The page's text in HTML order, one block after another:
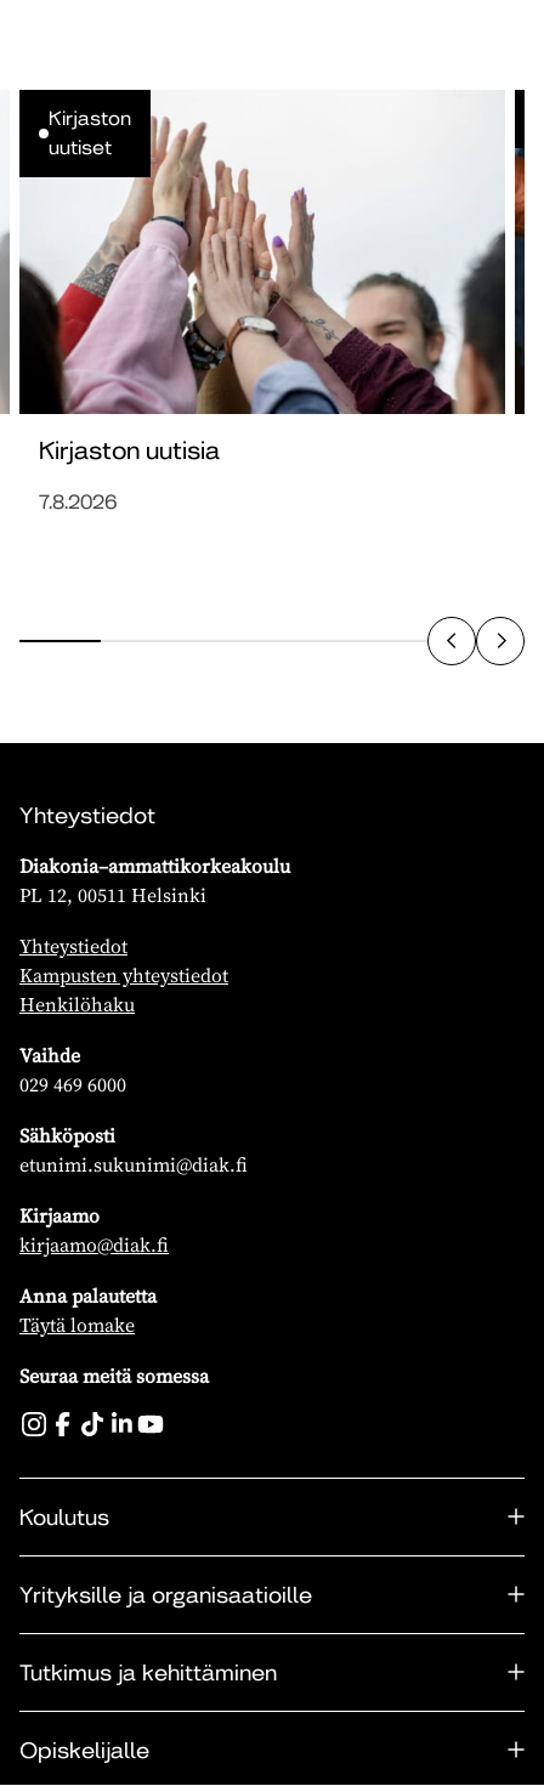
Kirjaston
uutiset
Kirjaston uutisia
7.8.2026
Yhteystiedot
Diakonia–ammattikorkeakoulu
PL 12, 00511 Helsinki
Yhteystiedot
Kampusten yhteystiedot
Henkilöhaku
Vaihde
029 469 6000
Sähköposti
etunimi.sukunimi@diak.fi
Kirjaamo
kirjaamo@diak.fi
Anna palautetta
Täytä lomake
Seuraa meitä somessa
Koulutus
Yrityksille ja organisaatioille
Tutkimus ja kehittäminen
Opiskelijalle